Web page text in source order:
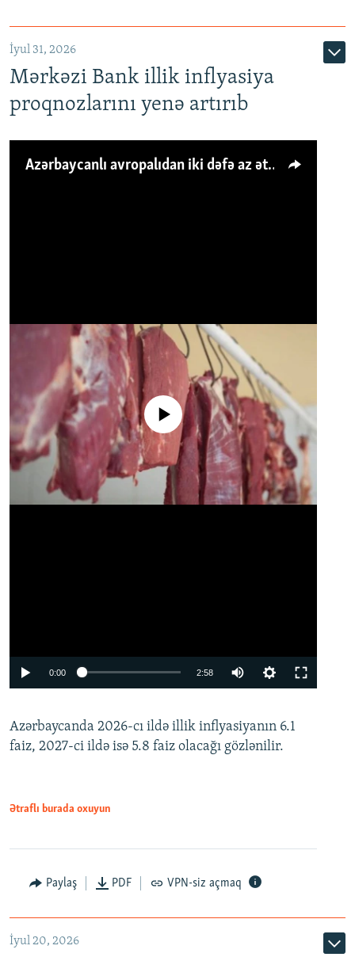
İyul 31, 2026
Mərkəzi Bank illik inflyasiya
proqnozlarını yenə artırıb
Azərbaycanlı avropalıdan iki dəfə az ət yeyir, amma... 'Qiymət artımı qaçılmazdır'
Auto
No media source currently available
0:00 2:58
360p
480p
Azərbaycanda 2026-cı ildə illik inflyasiyanın 6.1
faiz, 2027-ci ildə isə 5.8 faiz olacağı gözlənilir.
Ətraflı burada oxuyun
Paylaş PDF VPN-siz açmaq
İyul 20, 2026